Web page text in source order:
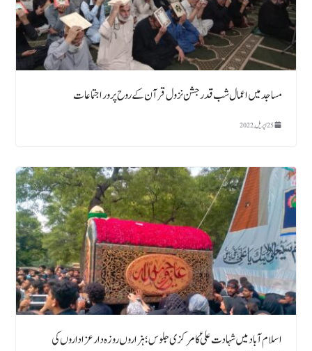
مساجد میں اعمال شب قدر جشن نزول قرآن کے روح پرور اجتماعات
25 اپریل, 2022
اسلام آباد میں شہادت علیؑ کا مرکزی جلوس؛ ہزاروں روزہ دارعزاداروں کی